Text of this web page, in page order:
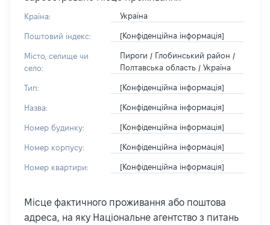
Країна: Україна
Поштовий індекс: [Конфіденційна інформація]
Місто, селище чи
село:
Пироги / Глобинський район /
Полтавська область / Україна
Тип: [Конфіденційна інформація]
Назва: [Конфіденційна інформація]
Номер будинку: [Конфіденційна інформація]
Номер корпусу: [Конфіденційна інформація]
Номер квартири: [Конфіденційна інформація]
Місце фактичного проживання або поштова
адреса, на яку Національне агентство з питань